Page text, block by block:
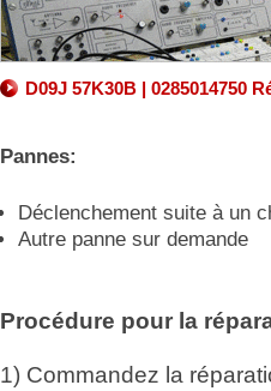
D09J 57K30B | 0285014750
Pannes:
Déclenchement suite à un
Autre panne sur demande
Procédure pour la
1) Commandez la